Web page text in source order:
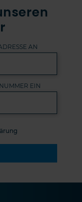
AN
EIN